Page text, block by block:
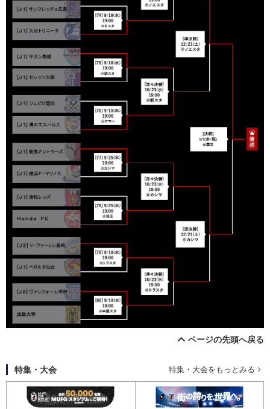
ページの先頭へ戻る
特集・大会 特集・大会をもっとみる